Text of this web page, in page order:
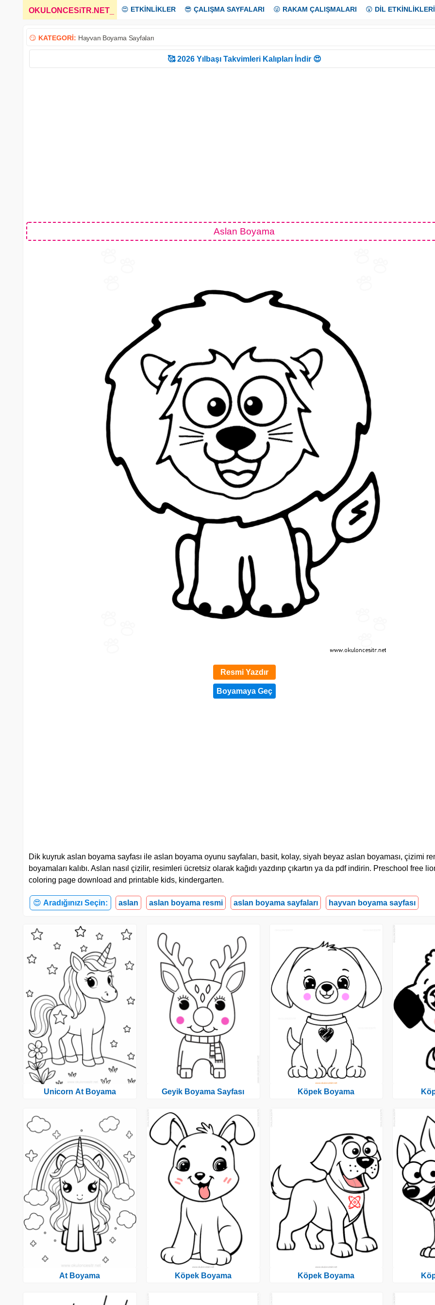
OKULONCESiTR.NET 😍 ETKİNLİKLER 😎 ÇALIŞMA SAYFALARI 😜 RAKAM ÇALIŞMALARI 😲 DİL ETKİNLİKLERİ
😏 KATEGORİ: Hayvan Boyama Sayfaları
🥰 2026 Yılbaşı Takvimleri Kalıpları İndir 😍
Aslan Boyama
Resmi Yazdır
Dik kuyruk aslan boyama sayfası ile aslan boyama oyunu sayfaları, basit, kolay, siyah beyaz aslan boyaması, çizimi
boyamaları kalıbı. Aslan nasıl çizilir, resimleri ücretsiz olarak kağıdı yazdırıp çıkartın ya da pdf indirin. Preschool free
coloring page download and printable kids, kindergarten.
😍 Aradığınızı Seçin: aslan aslan boyama resmi aslan boyama sayfaları hayvan boyama sayfası
Unicorn At Boyama
At Boyama
Geyik Boyama Sayfası
Köpek Boyama
Köpek Boyama
Köpek Boyama